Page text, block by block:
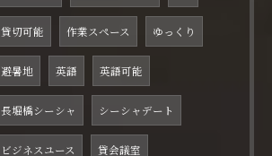
貸切可能 作業スペース ゆっくり
避暑地 英語 英語可能
長堀橋シーシャ シーシャデート
ビジネスユース 貸会議室